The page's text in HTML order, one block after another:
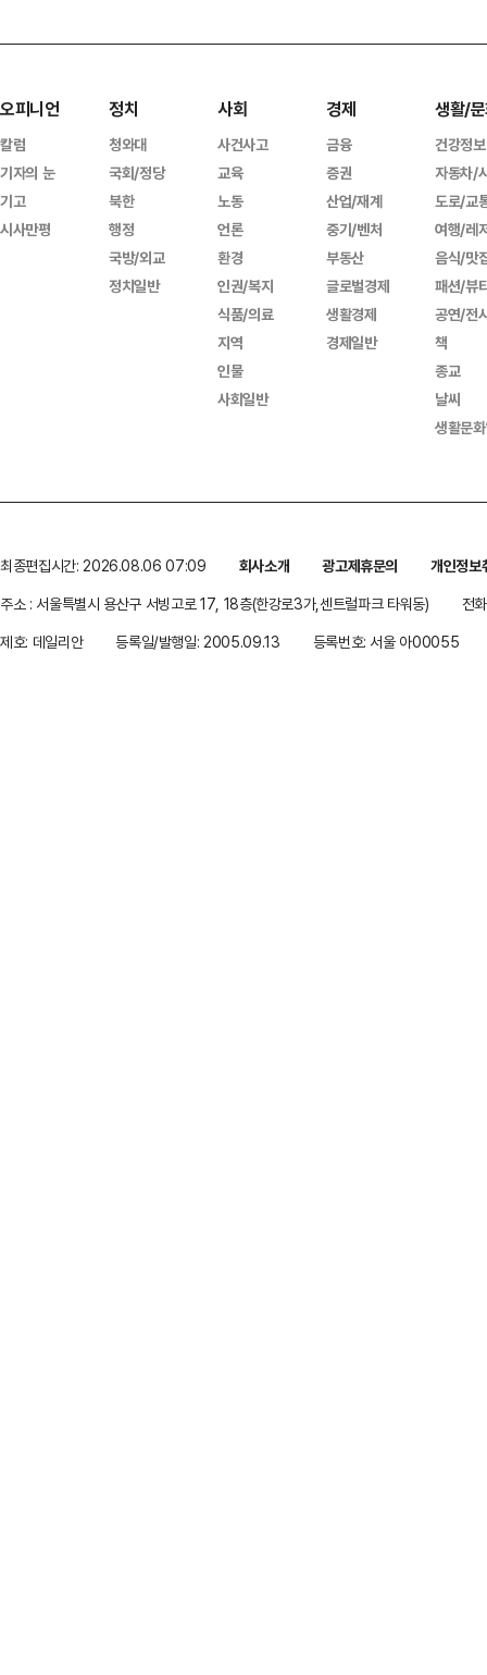
오피니언
칼럼
기자의 눈
기고
시사만평
정치
청와대
국회/정당
북한
행정
국방/외교
정치일반
사회
사건사고
교육
노동
언론
환경
인권/복지
식품/의료
지역
인물
사회일반
경제
금융
증권
산업/재계
중기/벤처
부동산
글로벌경제
생활경제
경제일반
생활/
건강정보
자동차/
도로/교
여행/레
음식/맛
패션/뷰
공연/전
책
종교
날씨
생활문
최종편집시간: 2026.08.06 07:09 회사소개 광고제휴문의
개인정보
주소 : 서울특별시 용산구 서빙고로 17, 18층(한강로3가,센트럴파크 타워동)
전
제호: 데일리안
등록일/발행일: 2005.09.13 등록번호: 서울 아00055